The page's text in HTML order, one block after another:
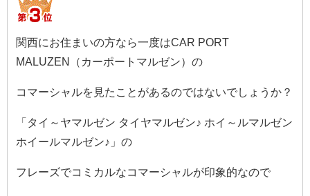
関西にお住まいの方なら一度はCAR PORT
MALUZEN（カーポートマルゼン）の
コマーシャルを見たことがあるのではないでしょうか？
「タイ～ヤマルゼン タイヤマルゼン♪ ホイ～ルマルゼン
ホイールマルゼン♪」の
フレーズでコミカルなコマーシャルが印象的なので